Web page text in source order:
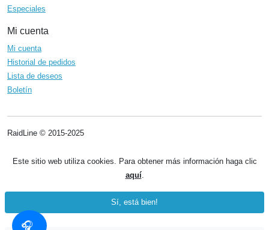
Especiales
Mi cuenta
Mi cuenta
Historial de pedidos
Lista de deseos
Boletín
RaidLine © 2015-2025
Este sitio web utiliza cookies. Para obtener más información haga clic
aquí.
Sí, está bien!